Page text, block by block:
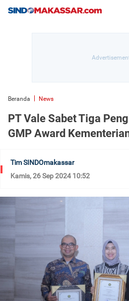
Beranda News
PT Vale Sabet Tiga
GMP Award
Tim SINDOmakassar
Kamis, 26 Sep 2024 10:52